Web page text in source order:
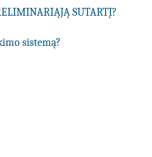
SUTARTĮ?
sistemą?